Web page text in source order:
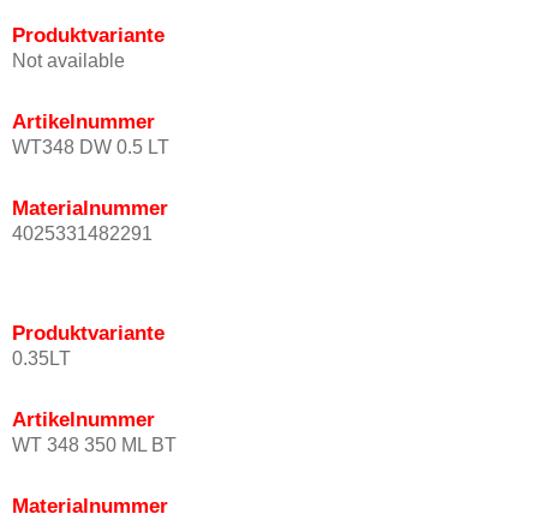
Produktvariante
Not available
Artikelnummer
WT348 DW 0.5 LT
Materialnummer
4025331482291
Produktvariante
0.35LT
Artikelnummer
WT 348 350 ML BT
Materialnummer